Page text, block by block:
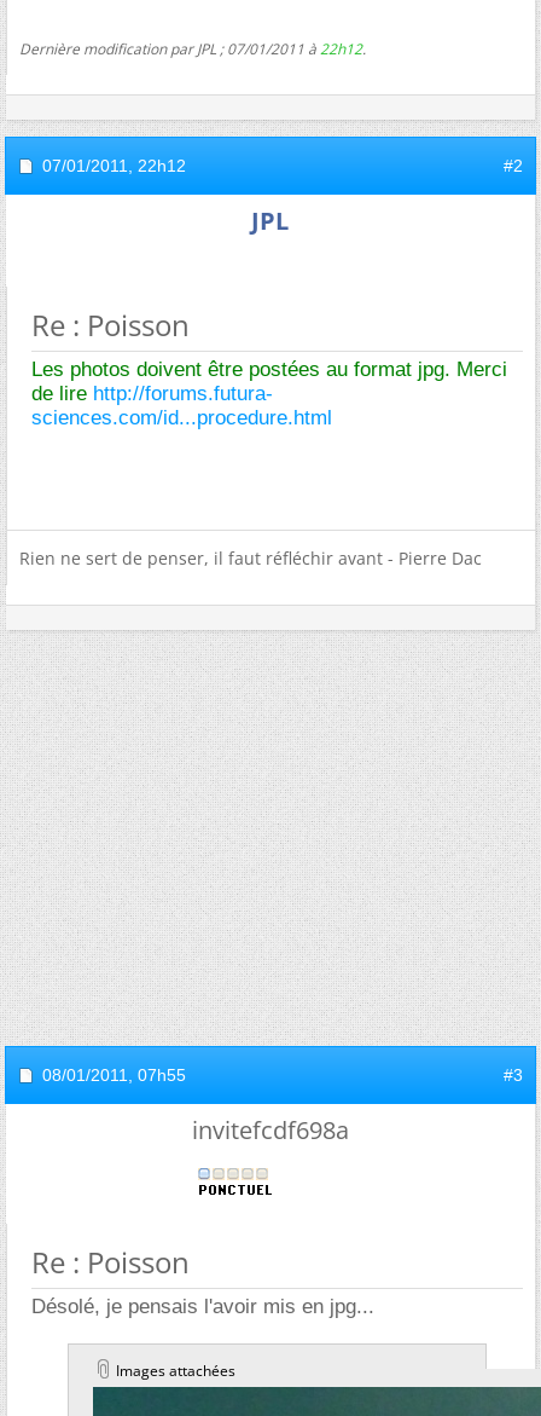
Dernière modification par JPL ; 07/01/2011 à22h12.
07/01/2011, 22h12 #2
JPL
Re : Poisson
Les photos doivent être postées au format jpg. Merci
de lire http://forums.futura-
sciences.com/id...procedure.html
Rien ne sert de penser, il faut réfléchir avant - Pierre Dac
08/01/2011, 07h55 #3
invitefcdf698a
Re : Poisson
Désolé, je pensais l'avoir mis en jpg...
Images attachées